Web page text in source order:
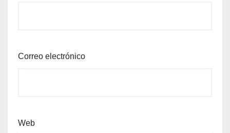
Correo electrónico
Web